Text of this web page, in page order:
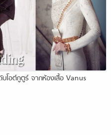
บโอต์กูตูร์ จากห้องเสื้อ Vanus